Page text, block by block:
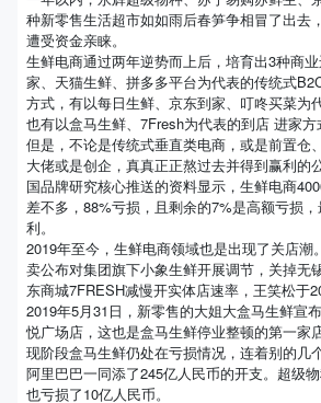
种新零售生活超市如如雨后春笋争相冒了出去
遭受资金亲睐。
生鲜电商通过两年逆势而上后，培育出3种商
家、天猫生鲜、拼多多平台为代表的传统式
方式，有以每日生鲜、京东到家、叮咚买菜为
也有以盒马生鲜、7Fresh为代表的到店 进家方
但是，不论是传统式垂直类电商，或是前置仓
大佬或是创企，真真正正熬过去并得到赢利的
国品牌研究核心推送的资料显示，生鲜电商
差不多，88%亏损，且剩余的7%是高额亏损
利。
2019年至今，生鲜电商领域也是出现了关店潮
卖公布对集团旗下小象生鲜开展调节，关掉无
东商城7FRESH减慢开实体店速率，王笑松于
2019年5月31日，新零售的大姐大盒马生鲜宣
悦广场店，这也是盒马生鲜停业整顿的第一家店
现阶段盒马生鲜仍处在亏损情况，连着别的几
阿里巴巴一同添了245亿人民币的开支。超级
也亏损了10亿人民币。